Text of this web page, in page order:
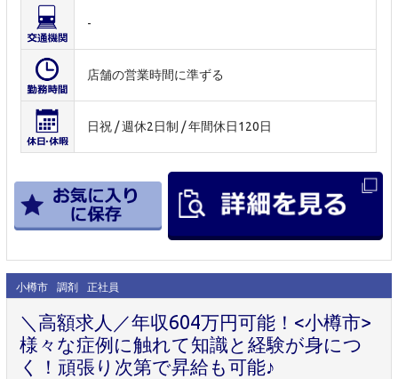
-
店舗の営業時間に準ずる
日祝 / 週休2日制 / 年間休日120日
小樽市 調剤 正社員
＼高額求人／年収604万円可能！<小樽市>
様々な症例に触れて知識と経験が身につ
く！頑張り次第で昇給も可能♪